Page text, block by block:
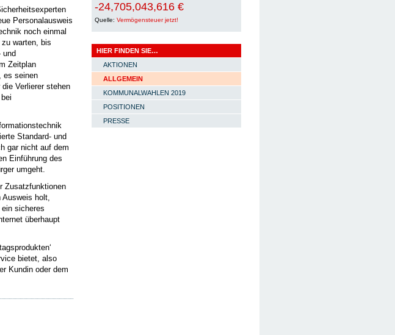
Personalausweis
noch einmal
warten, bis
und
Zeitplan
es seinen
Verlierer stehen
Standard- und
gar nicht auf dem
Einführung des
umgeht.
Zusatzfunktionen
Ausweis holt,
sicheres
überhaupt
bietet, also
Kundin oder dem
-24,705,043,633 €
Quelle: Vermögensteuer jetzt!
HIER FINDEN SIE…
AKTIONEN
ALLGEMEIN
KOMMUNALWAHLEN 2019
POSITIONEN
PRESSE